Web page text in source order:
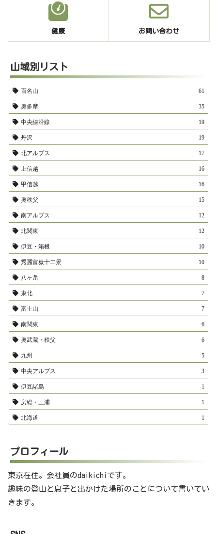
健康 お問い合わせ
山域別リスト
百名山 61
奥多摩 35
中央線沿線 19
丹沢 19
北アルプス 17
上信越 16
甲信越 16
奥秩父 15
南アルプス 12
北関東 12
伊豆・箱根 10
秀麗富嶽十二景 10
八ヶ岳 8
東北 7
富士山 7
南関東 6
奥武蔵・秩父 6
九州 5
中央アルプス 3
伊豆諸島 1
房総・三浦 1
北海道 1
プロフィール
東京在住。会社員のdaikichiです。
趣味の登山と息子と出かけた場所のことについて書いてい
きます。